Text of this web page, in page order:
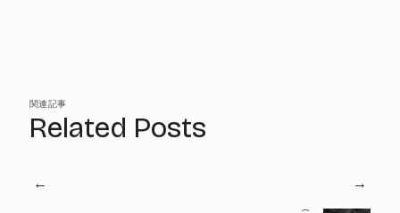
関連記事
Related Posts